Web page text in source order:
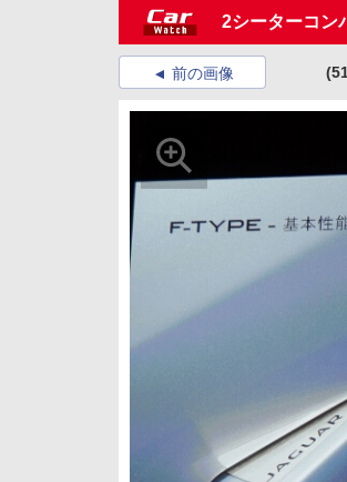
2シーターコン
前の画像